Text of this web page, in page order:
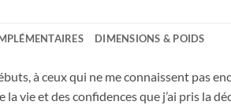
DIMENSIONS & POIDS
à ceux qui ne me connaissent pas
la vie et des confidences que j’ai pris la